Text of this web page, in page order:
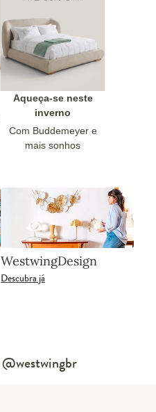
Aqueça-se neste
inverno
Com Buddemeyer e
mais sonhos
WestwingDesign
Descubra já
@westwingbr